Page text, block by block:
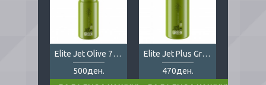
Elite Jet Olive 750ml
500ден.
Elite Jet Plus Green 550ml
470ден.